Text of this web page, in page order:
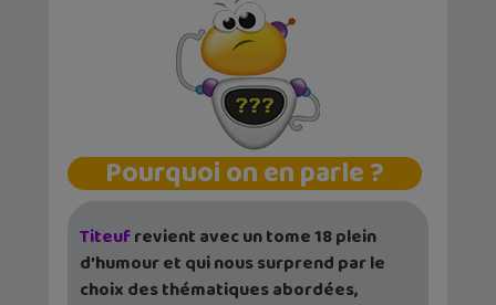
Pourquoi on en parle ?
Titeufrevient avec un tome 18 plein
d’humour et qui nous surprend par le
choix des thématiques abordées,